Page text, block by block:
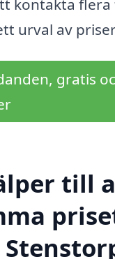
kontakta
urval av
gratis
till